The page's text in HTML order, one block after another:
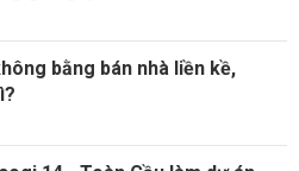
bằng bán nhà liền kề,